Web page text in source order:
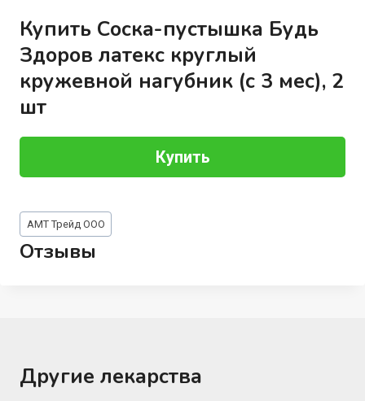
Купить Соска-пустышка Будь
Здоров латекс круглый
кружевной нагубник (с 3 мес), 2
шт
Купить
Метки
записи:
АМТ Трейд ООО
Отзывы
Другие лекарства